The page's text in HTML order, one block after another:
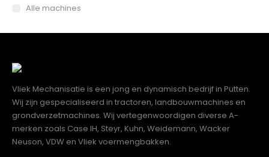
Alle machines
Vliek Mechanisatie is een jong en dynamisch bedrijf in Putten.
Wij zijn gespecialiseerd in tractoren, landbouwmachines en
grondverzetmachines. Wij vertegenwoordigen diverse A-
merken zoals Case IH, Steyr, Kuhn, Weidemann, Wacker
Neuson, VDW en Vliek voermengbakken.